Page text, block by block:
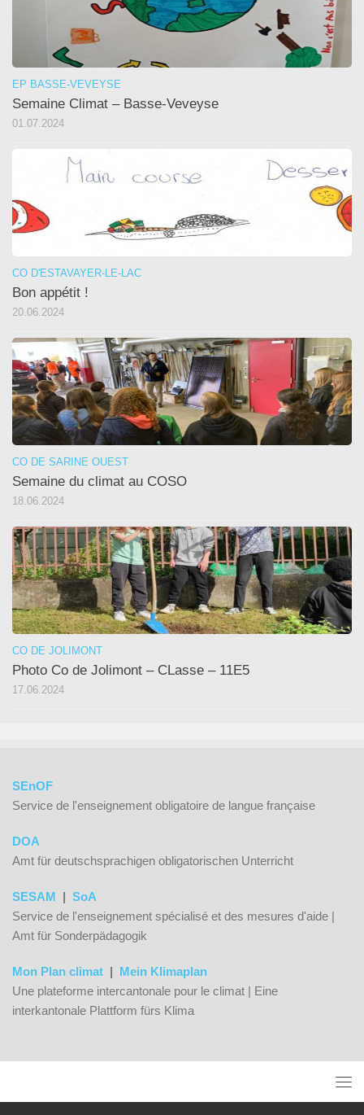
EP BASSE-VEVEYSE
Semaine Climat – Basse-Veveyse
01.07.2024
CO D'ESTAVAYER-LE-LAC
Bon appétit !
20.06.2024
CO DE SARINE OUEST
Semaine du climat au COSO
18.06.2024
CO DE JOLIMONT
Photo Co de Jolimont – CLasse – 11E5
17.06.2024
SEnOF
Service de l'enseignement obligatoire de langue française
DOA
Amt für deutschsprachigen obligatorischen Unterricht
SESAM | SoA
Service de l'enseignement spécialisé et des mesures d'aide |
Amt für Sonderpädagogik
Mon Plan climat | Mein Klimaplan
Une plateforme intercantonale pour le climat | Eine
interkantonale Plattform fürs Klima